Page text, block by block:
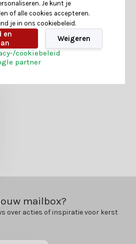
in deze recent bekeken
mailbox?
over acties of inspiratie voor kerst
Je kunt je
of alle cookies accepteren.
je in ons cookiebeleid.
en
Weigeren
cookiebeleid
partner